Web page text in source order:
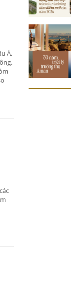
Á,